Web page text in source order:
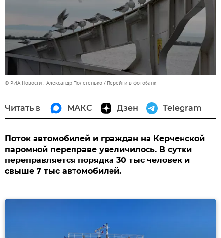
© РИА Новости . Александр Полегенько Перейти в фотобанк
Читать в МАКС Дзен Telegram
Поток автомобилей и граждан на Керченской
паромной переправе увеличилось. В сутки
переправляется порядка 30 тыс человек и
свыше 7 тыс автомобилей.